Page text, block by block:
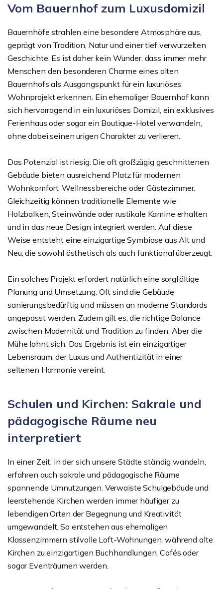
Vom Bauernhof zum Luxusdomizil
Bauernhöfe strahlen eine besondere Atmosphäre aus,
geprägt von Tradition, Natur und einer tief verwurzelten
Geschichte. Es ist daher kein Wunder, dass immer mehr
Menschen den besonderen Charme eines alten
Bauernhofs als Ausgangspunkt für ein luxuriöses
Wohnprojekt erkennen. Ein ehemaliger Bauernhof kann
sich hervorragend in ein luxuriöses Domizil, ein exklusives
Ferienhaus oder sogar ein Boutique-Hotel verwandeln,
ohne dabei seinen urigen Charakter zu verlieren.
Das Potenzial ist riesig: Die oft großzügig geschnittenen
Gebäude bieten ausreichend Platz für modernen
Wohnkomfort, Wellnessbereiche oder Gästezimmer.
Gleichzeitig können traditionelle Elemente wie
Holzbalken, Steinwände oder rustikale Kamine erhalten
und in das neue Design integriert werden. Auf diese
Weise entsteht eine einzigartige Symbiose aus Alt und
Neu, die sowohl ästhetisch als auch funktional überzeugt.
Ein solches Projekt erfordert natürlich eine sorgfältige
Planung und Umsetzung. Oft sind die Gebäude
sanierungsbedürftig und müssen an moderne Standards
angepasst werden. Zudem gilt es, die richtige Balance
zwischen Modernität und Tradition zu finden. Aber die
Mühe lohnt sich: Das Ergebnis ist ein einzigartiger
Lebensraum, der Luxus und Authentizität in einer
seltenen Harmonie vereint.
Schulen und Kirchen: Sakrale und
pädagogische Räume neu
interpretiert
In einer Zeit, in der sich unsere Städte ständig wandeln,
erfahren auch sakrale und pädagogische Räume
spannende Umnutzungen. Verwaiste Schulgebäude und
leerstehende Kirchen werden immer häufiger zu
lebendigen Orten der Begegnung und Kreativität
umgewandelt. So entstehen aus ehemaligen
Klassenzimmern stilvolle Loft-Wohnungen, während alte
Kirchen zu einzigartigen Buchhandlungen, Cafés oder
sogar Eventräumen werden.